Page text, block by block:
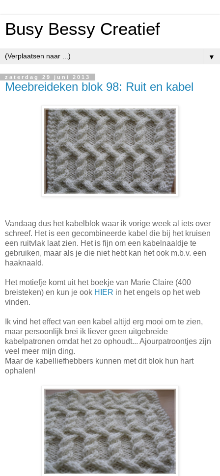
Busy Bessy Creatief
▼
zaterdag 29 juni 2013
Meebreideken blok 98: Ruit en kabel
Vandaag dus het kabelblok waar ik vorige week al iets over
schreef. Het is een gecombineerde kabel die bij het kruisen
een ruitvlak laat zien. Het is fijn om een kabelnaaldje te
gebruiken, maar als je die niet hebt kan het ook m.b.v. een
haaknaald.
Het motiefje komt uit het boekje van Marie Claire (400
breisteken) en kun je ook HIER in het engels op het web
vinden.
Ik vind het effect van een kabel altijd erg mooi om te zien,
maar persoonlijk brei ik liever geen uitgebreide
kabelpatronen omdat het zo ophoudt... Ajourpatroontjes zijn
veel meer mijn ding.
Maar de kabelliefhebbers kunnen met dit blok hun hart
ophalen!